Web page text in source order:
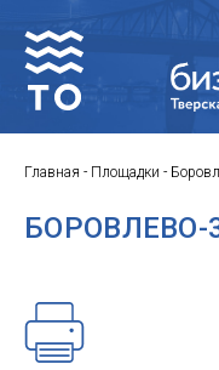
Главная - Площадки -